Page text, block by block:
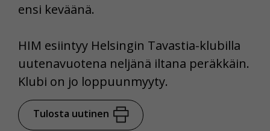
ensi keväänä.
HIM esiintyy Helsingin Tavastia-klubilla
uutenavuotena neljänä iltana peräkkäin.
Klubi on jo loppuunmyyty.
Tulosta uutinen